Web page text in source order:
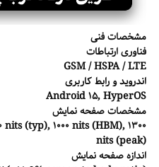
مشخصات فنی
فناوری ارتباطات
GSM / HSPA / LTE
اندروید و رابط کاربری
Android 15, HyperOS
مشخصات صفحه نمایش
nits (typ), 1000 nits (HBM), 1300
nits (peak)
اندازه صفحه نمایش